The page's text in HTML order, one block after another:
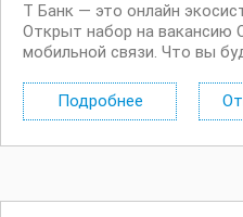
Т Банк — это онлайн
Открыт набор на вакансию
мобильной связи. Что вы
использования мобильной
настройками мобильной
Подробнее